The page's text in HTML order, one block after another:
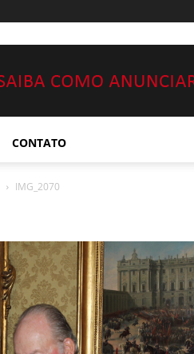
CONTATO
IMG_2070